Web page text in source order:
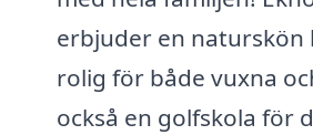
erbjuder en naturskön
rolig för både vuxna
också en golfskola för